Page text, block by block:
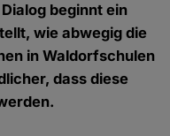
beginnt ein
wie abwegig die
in Waldorfschulen
dass diese